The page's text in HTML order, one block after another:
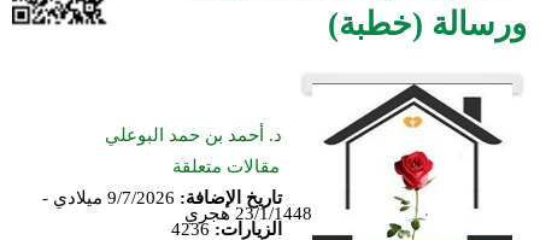
ورسالة (خطبة)
د. أحمد بن حمد البوعلي
مقالات متعلقة
تاريخ الإضافة:
9/7/2026 ميلادي -
23/1/1448 هجري
الزيارات: 4236